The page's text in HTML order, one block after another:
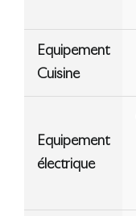
Equipement
Cuisine
Equipement
électrique